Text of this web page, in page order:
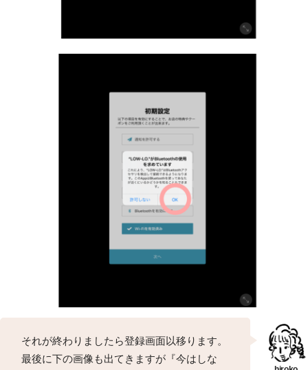
それが終わりましたら登録画面以移ります。
最後に下の画像も出てきますが『今はしな